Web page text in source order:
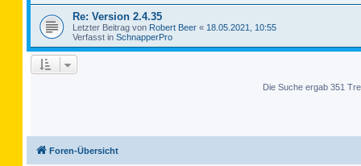
Re: Version 2.4.35
Letzter Beitrag von Robert Beer « 18.05.2021, 10:55
Verfasst in SchnapperPro
Die Suche ergab 351
Foren-Übersicht